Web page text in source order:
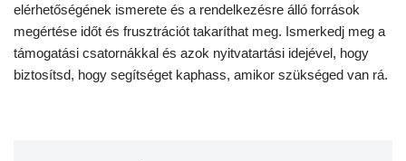
elérhetőségének ismerete és a rendelkezésre álló források
megértése időt és frusztrációt takaríthat meg. Ismerkedj meg a
támogatási csatornákkal és azok nyitvatartási idejével, hogy
biztosítsd, hogy segítséget kaphass, amikor szükséged van rá.